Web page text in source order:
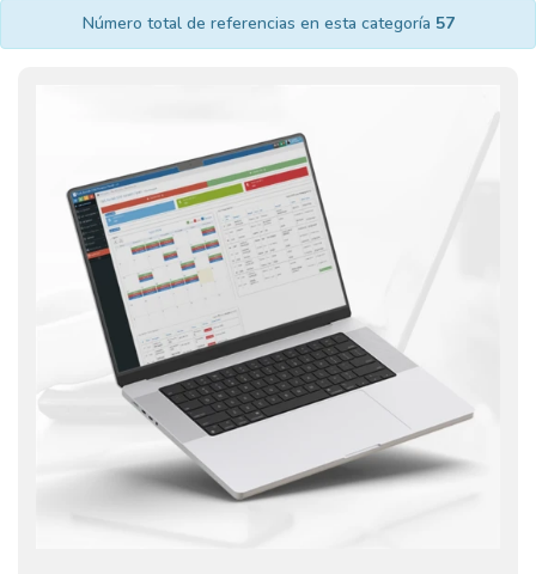
Número total de referencias en esta categoría 57